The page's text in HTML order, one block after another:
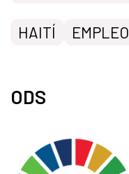
HAITÍ EMPLEO
ODS